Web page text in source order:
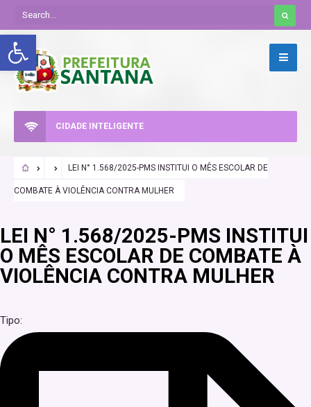
Abrir a barra de ferramentas
CIDADE INTELIGENTE
LEI N° 1.568/2025-PMS INSTITUI O MÊS ESCOLAR DE
COMBATE À VIOLÊNCIA CONTRA MULHER
LEI N° 1.568/2025-PMS INSTITUI
O MÊS ESCOLAR DE COMBATE À
VIOLÊNCIA CONTRA MULHER
Tipo: